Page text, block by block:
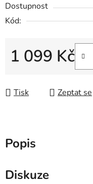
Dostupnost
Kód:
1 099 Kč
Tisk Zeptat se
Popis
Diskuze